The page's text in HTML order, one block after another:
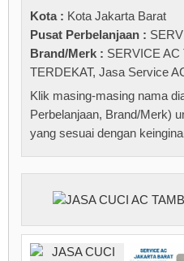
Kota : Kota Jakarta Barat
Pusat Perbelanjaan :
Brand/Merk : SERVICE AC
TERDEKAT, Jasa Service
Klik masing-masing nama
Perbelanjaan, Brand/Merk)
yang sesuai dengan